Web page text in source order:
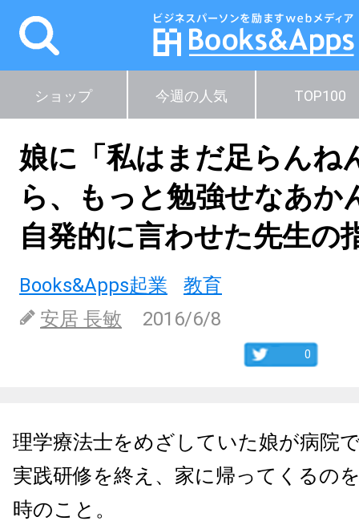
ショップ 今週の人気 TOP100
娘に「私はまだ足らんね
ら、もっと勉強せなあか
自発的に言わせた先生の
Books&Apps起業
教育
安居 長敏
2016/6/8
0
理学療法士をめざしていた娘が病院
実践研修を終え、家に帰ってくるの
時のこと。